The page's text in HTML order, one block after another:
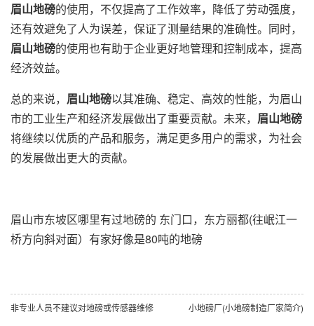
眉山地磅的使用，不仅提高了工作效率，降低了劳动强度，
还有效避免了人为误差，保证了测量结果的准确性。同时，
眉山地磅的使用也有助于企业更好地管理和控制成本，提高
经济效益。
总的来说， 眉山地磅以其准确、稳定、高效的性能，为眉山
市的工业生产和经济发展做出了重要贡献。未来， 眉山地磅
将继续以优质的产品和服务，满足更多用户的需求，为社会
的发展做出更大的贡献。
眉山市东坡区哪里有过地磅的 东门口，东方丽都(往岷江一
桥方向斜对面）有家好像是80吨的地磅
非专业人员不建议对地磅或传感器维修 小地磅厂(小地磅制造厂家简介)